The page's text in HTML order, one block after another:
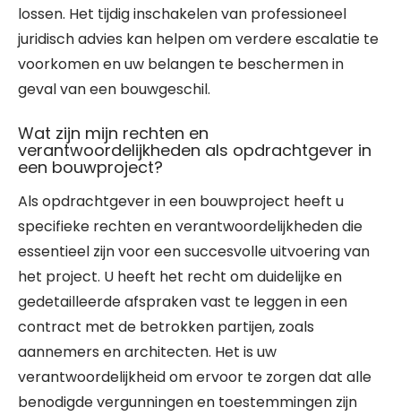
lossen. Het tijdig inschakelen van professioneel
juridisch advies kan helpen om verdere escalatie te
voorkomen en uw belangen te beschermen in
geval van een bouwgeschil.
Wat zijn mijn rechten en
verantwoordelijkheden als opdrachtgever in
een bouwproject?
Als opdrachtgever in een bouwproject heeft u
specifieke rechten en verantwoordelijkheden die
essentieel zijn voor een succesvolle uitvoering van
het project. U heeft het recht om duidelijke en
gedetailleerde afspraken vast te leggen in een
contract met de betrokken partijen, zoals
aannemers en architecten. Het is uw
verantwoordelijkheid om ervoor te zorgen dat alle
benodigde vergunningen en toestemmingen zijn